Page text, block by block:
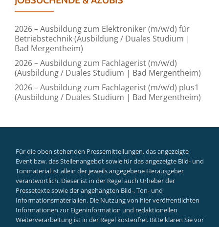
2026 – Ausbildung zum Elektroniker (m/w/d) für
Betriebstechnik (Ausbildung / Duales Studium |
Bad Mergentheim)
2026 – Ausbildung zum Fachlagerist (m/w/d)
(Ausbildung / Duales Studium | Bad Mergentheim)
2026 – Ausbildung zum Fachlagerist (m/w/d) plus1
(Ausbildung / Duales Studium | Bad Mergentheim)
Für die oben stehenden Pressemitteilungen, das angezeigte
Event bzw. das Stellenangebot sowie für das angezeigte Bild- und
Tonmaterial ist allein der jeweils angegebene Herausgeber
verantwortlich. Dieser ist in der Regel auch Urheber der
Pressetexte sowie der angehängten Bild-, Ton- und
Informationsmaterialien. Die Nutzung von hier veröffentlichten
Informationen zur Eigeninformation und redaktionellen
Weiterverarbeitung ist in der Regel kostenfrei. Bitte klären Sie vor